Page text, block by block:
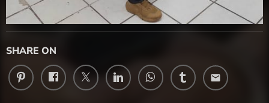
SHARE ON
email